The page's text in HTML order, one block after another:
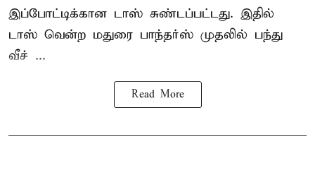
இப்போட்டிக்கான டாஸ் சுண்டப்பட்டது. இதில்
டாஸ் வென்ற மதுரை பாந்தர்ஸ் முதலில் பந்து
வீச் ...
Read More